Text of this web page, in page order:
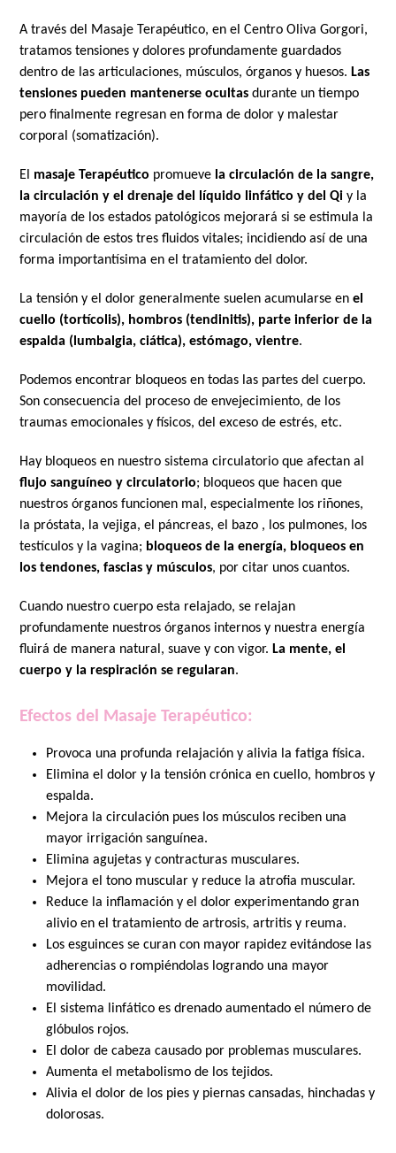
A través del Masaje Terapéutico, en el Centro Oliva Gorgori,
tratamos tensiones y dolores profundamente guardados
dentro de las articulaciones, músculos, órganos y huesos. Las
tensiones pueden mantenerse ocultas durante un tiempo
pero finalmente regresan en forma de dolor y malestar
corporal (somatización).
El masaje Terapéutico promueve la circulación de la sangre,
la circulación y el drenaje del líquido linfático y del Qi y la
mayoría de los estados patológicos mejorará si se estimula la
circulación de estos tres fluidos vitales; incidiendo así de una
forma importantísima en el tratamiento del dolor.
La tensión y el dolor generalmente suelen acumularse enel
cuello (tortícolis), hombros (tendinitis), parte inferior de la
espalda (lumbalgia, ciática), estómago, vientre.
Podemos encontrar bloqueos en todas las partes del cuerpo.
Son consecuencia del proceso de envejecimiento, de los
traumas emocionales y físicos, del exceso de estrés, etc.
Hay bloqueos en nuestro sistema circulatorio que afectan al
flujo sanguíneo y circulatorio; bloqueos que hacen que
nuestros órganos funcionen mal, especialmente los riñones,
la próstata, la vejiga, el páncreas, el bazo , los pulmones, los
testículos y la vagina; bloqueos de la energía, bloqueos en
los tendones, fascias y músculos, por citar unos cuantos.
Cuando nuestro cuerpo esta relajado, se relajan
profundamente nuestros órganos internos y nuestra energía
fluirá de manera natural, suave y con vigor. La mente, el
cuerpo y la respiración se regularan.
Efectos del Masaje Terapéutico:
Provoca una profunda relajación y alivia la fatiga física.
Elimina el dolor y la tensión crónica en cuello, hombros y
espalda.
Mejora la circulación pues los músculos reciben una
mayor irrigación sanguínea.
Elimina agujetas y contracturas musculares.
Mejora el tono muscular y reduce la atrofia muscular.
Reduce la inflamación y el dolor experimentando gran
alivio en el tratamiento de artrosis, artritis y reuma.
Los esguinces se curan con mayor rapidez evitándose las
adherencias o rompiéndolas logrando una mayor
movilidad.
El sistema linfático es drenado aumentado el número de
glóbulos rojos.
El dolor de cabeza causado por problemas musculares.
Aumenta el metabolismo de los tejidos.
Alivia el dolor de los pies y piernas cansadas, hinchadas y
dolorosas.